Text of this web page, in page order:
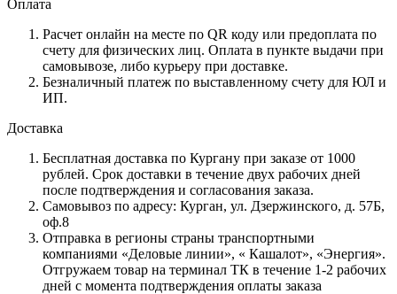
Оплата
Расчет онлайн на месте по QR коду или предоплата по
счету для физических лиц. Оплата в пункте выдачи при
самовывозе, либо курьеру при доставке.
Безналичный платеж по выставленному счету для ЮЛ и
ИП.
Доставка
Бесплатная доставка по Кургану при заказе от 1000
рублей. Срок доставки в течение двух рабочих дней
после подтверждения и согласования заказа.
Самовывоз по адресу: Курган, ул. Дзержинского, д. 57Б,
оф.8
Отправка в регионы страны транспортными
компаниями «Деловые линии», « Кашалот», «Энергия».
Отгружаем товар на терминал ТК в течение 1-2 рабочих
дней с момента подтверждения оплаты заказа